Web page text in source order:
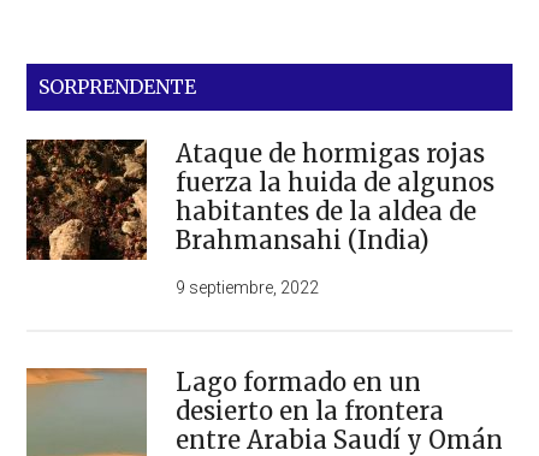
SORPRENDENTE
Ataque de hormigas rojas
fuerza la huida de algunos
habitantes de la aldea de
Brahmansahi (India)
9 septiembre, 2022
Lago formado en un
desierto en la frontera
entre Arabia Saudí y Omán